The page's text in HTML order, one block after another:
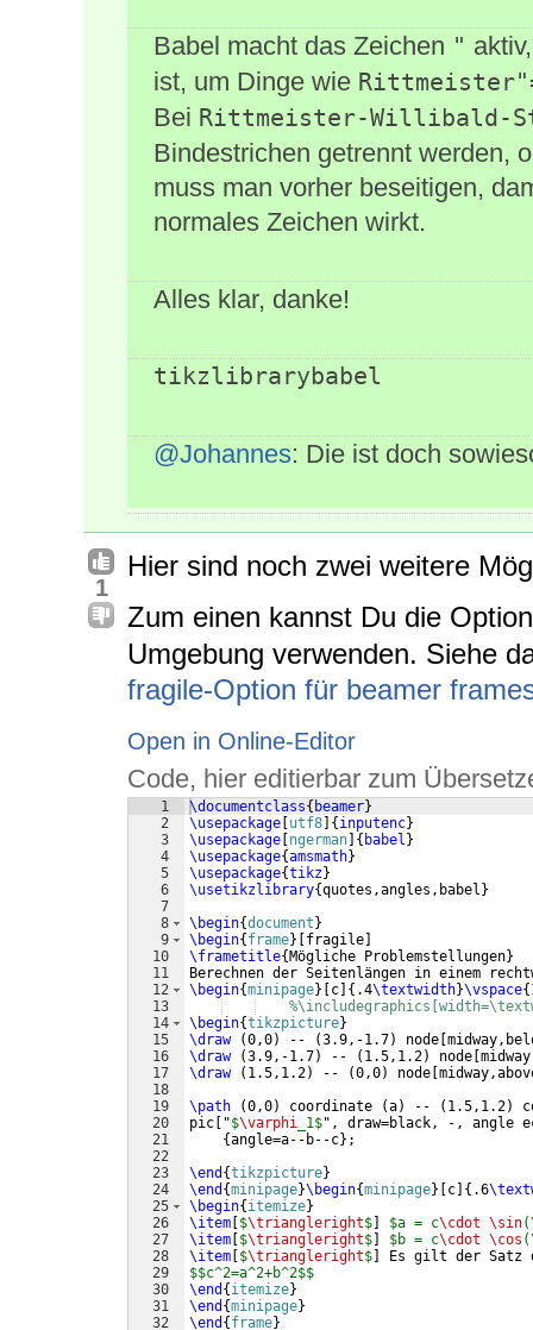
Babel macht das Zeichen "
ist, um Dinge wie
Bei Rittmeister-Willibald-
Bindestrichen getrennt werden,
muss man vorher beseitigen,
normales Zeichen wirkt.
Alles klar, danke!
tikzlibrarybabel
@Johannes: Die ist doch
1
Hier sind noch zwei weitere
Zum einen kannst Du die
Umgebung verwenden. Siehe
fragile-Option für beamer
Open in Online-Editor
Code, hier editierbar zum
1
2
3
4
5
6
7
8
9
10
11
12
13
14
15
16
17
18
19
20
21
22
23
24
25
26
27
28
29
30
31
32
\documentclass{ beamer}
\usepackage utf8 { inputenc}
\usepackage ngerman { babel }
\usepackage{amsmath}
\usepackage{tikz}
\usetikzlibrary{quotes,angles,babel }
\begin{document }
\begin{ frame} fragile
\frametitle{ Mögliche Problemstellungen}
Berechnen der Seitenlängen in einem
\begin{minipage} c { .4\textwidth}\vspace{
\begin{tikzpicture}
\draw
(0,0) -- (3.9,-1.7) node
\draw
(3.9,-1.7) -- ( 1.5,1.2) node
\draw
( 1.5,1.2) -- (0,0) node
\path
(0,0) coordinate (a) -- ( 1.5,1.2)
pic
"$\varphi _1$", draw=black, -, angle
{angle=a--b--c} ;
\end {tikzpicture}
\end {minipage}\begin{minipage} c { .6
\begin{ itemize}
\item $\triangleright$ $a = c\cdot \sin(
\item $\triangleright$ $b = c\cdot \cos (
\item $\triangleright$
Es gilt der Satz
$$c^2=a^2+b^2$$
\end { itemize}
\end {minipage}
\end { frame}